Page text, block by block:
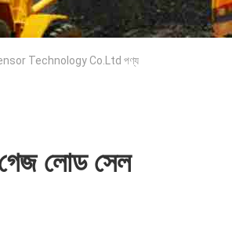
Technology Co.Ltd পণ্য
লোড সেল